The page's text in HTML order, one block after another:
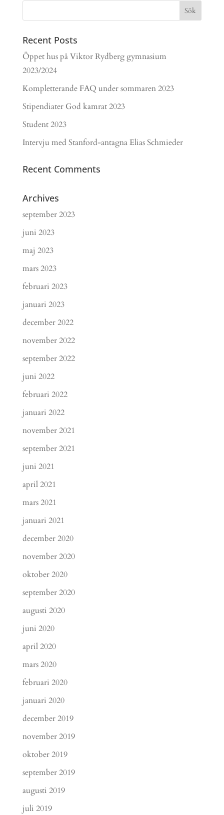
Recent Posts
Öppet hus på Viktor Rydberg gymnasium
2023/2024
Kompletterande FAQ under sommaren 2023
Stipendiater God kamrat 2023
Student 2023
Intervju med Stanford-antagna Elias Schmieder
Recent Comments
Archives
september 2023
juni 2023
maj 2023
mars 2023
februari 2023
januari 2023
december 2022
november 2022
september 2022
juni 2022
februari 2022
januari 2022
november 2021
september 2021
juni 2021
april 2021
mars 2021
januari 2021
december 2020
november 2020
oktober 2020
september 2020
augusti 2020
juni 2020
april 2020
mars 2020
februari 2020
januari 2020
december 2019
november 2019
oktober 2019
september 2019
augusti 2019
juli 2019